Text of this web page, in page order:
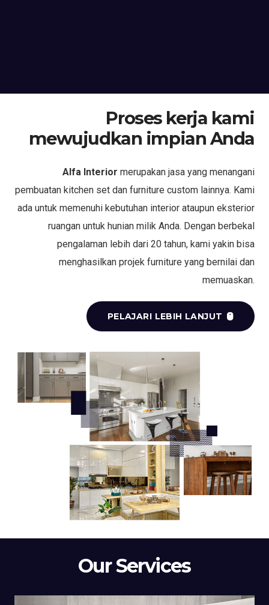
Proses kerja kami
mewujudkan impian Anda
Alfa Interior merupakan jasa yang menangani
pembuatan kitchen set dan furniture custom lainnya. Kami
ada untuk memenuhi kebutuhan interior ataupun eksterior
ruangan untuk hunian milik Anda. Dengan berbekal
pengalaman lebih dari 20 tahun, kami yakin bisa
menghasilkan projek furniture yang bernilai dan
memuaskan.
PELAJARI LEBIH LANJUT
Our Services